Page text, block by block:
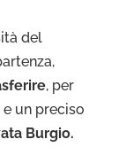
del
, per
e un preciso
Burgio.